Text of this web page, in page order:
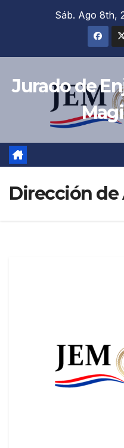
Sáb. Ago 8th,
Jurado de
Dirección